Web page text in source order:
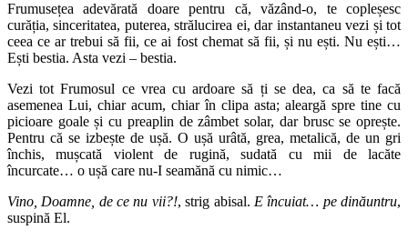
Frumusețea adevărată doare pentru că, văzând-o, te copleșesc
curăția, sinceritatea, puterea, strălucirea ei, dar instantaneu vezi și tot
ceea ce ar trebui să fii, ce ai fost chemat să fii, și nu ești. Nu ești…
Ești bestia. Asta vezi – bestia.
Vezi tot Frumosul ce vrea cu ardoare să ți se dea, ca să te facă
asemenea Lui, chiar acum, chiar în clipa asta; aleargă spre tine cu
picioare goale și cu preaplin de zâmbet solar, dar brusc se oprește.
Pentru că se izbește de ușă. O ușă urâtă, grea, metalică, de un gri
închis, mușcată violent de rugină, sudată cu mii de lacăte
încurcate… o ușă care nu-I seamănă cu nimic…
Vino, Doamne, de ce nu vii?!, strig abisal. E încuiat… pe dinăuntru,
suspină El.